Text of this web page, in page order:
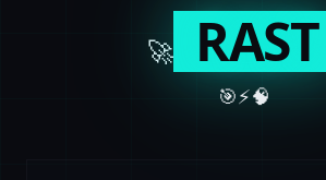
🚀 RAST
🎯⚡🧠